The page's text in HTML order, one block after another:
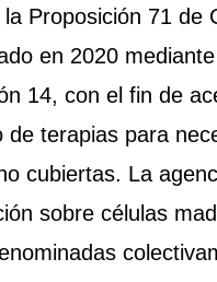
Proposición 71 de
en 2020
14, con el fin de
de terapias para
cubiertas. La
sobre células